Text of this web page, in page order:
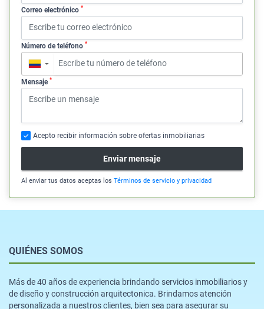
Correo electrónico *
Número de teléfono *
▼
Mensaje *
Acepto recibir información sobre ofertas inmobiliarias
Enviar mensaje
Al enviar tus datos aceptas los Términos de servicio y privacidad
QUIÉNES SOMOS
Más de 40 años de experiencia brindando servicios inmobiliarios y
de diseño y construcción arquitectonica. Brindamos atención
personalizada a nuestros clientes, bien sea para asegurar su